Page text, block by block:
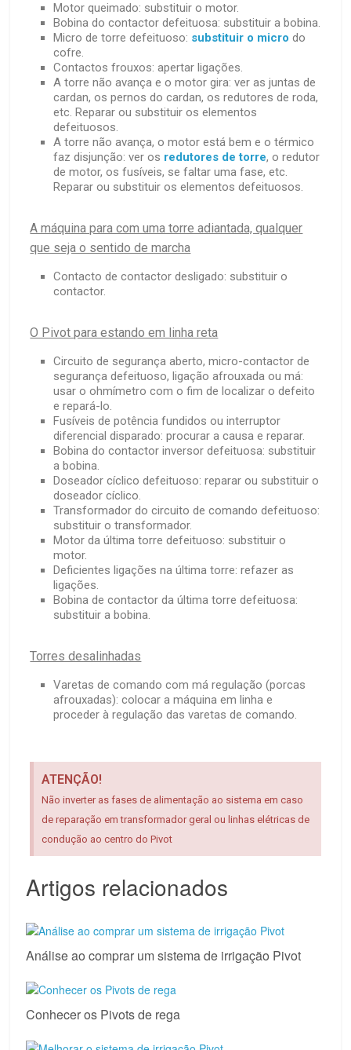
Motor queimado: substituir o motor.
Bobina do contactor defeituosa: substituir a bobina.
Micro de torre defeituoso: substituir o micro do
cofre.
Contactos frouxos: apertar ligações.
A torre não avança e o motor gira: ver as juntas de
cardan, os pernos do cardan, os redutores de roda,
etc. Reparar ou substituir os elementos
defeituosos.
A torre não avança, o motor está bem e o térmico
faz disjunção: ver os redutores de torre, o redutor
de motor, os fusíveis, se faltar uma fase, etc.
Reparar ou substituir os elementos defeituosos.
A máquina para com uma torre adiantada, qualquer
que seja o sentido de marcha
Contacto de contactor desligado: substituir o
contactor.
O Pivot para estando em linha reta
Circuito de segurança aberto, micro-contactor de
segurança defeituoso, ligação afrouxada ou má:
usar o ohmímetro com o fim de localizar o defeito
e repará-lo.
Fusíveis de potência fundidos ou interruptor
diferencial disparado: procurar a causa e reparar.
Bobina do contactor inversor defeituosa: substituir
a bobina.
Doseador cíclico defeituoso: reparar ou substituir o
doseador cíclico.
Transformador do circuito de comando defeituoso:
substituir o transformador.
Motor da última torre defeituoso: substituir o
motor.
Deficientes ligações na última torre: refazer as
ligações.
Bobina de contactor da última torre defeituosa:
substituir a bobina.
Torres desalinhadas
Varetas de comando com má regulação (porcas
afrouxadas): colocar a máquina em linha e
proceder à regulação das varetas de comando.
ATENÇÃO!
Não inverter as fases de alimentação ao sistema em caso
de reparação em transformador geral ou linhas elétricas de
condução ao centro do Pivot
Artigos relacionados
Análise ao comprar um sistema de irrigação Pivot
Conhecer os Pivots de rega